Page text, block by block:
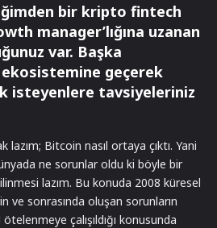
bir kripto fintech
manager’lığına uzanan
var. Başka
geçerek
isteyenlere tavsiyeleriniz
lazım; Bitcoin nasıl ortaya çıktı. Yani
ne sorunlar oldu ki böyle bir
lazım. Bu konuda 2008 küresel
ve sonrasında oluşan sorunların
çalışıldığı konusunda